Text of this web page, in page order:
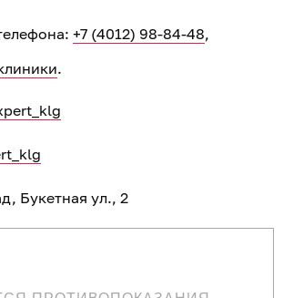
+7 (4012) 98-84-48,
.
Букетная ул., 2